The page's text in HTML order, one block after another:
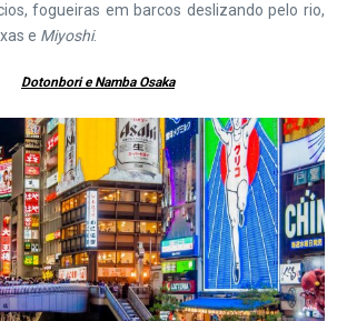
fogueiras em barcos deslizando pelo rio,
e Miyoshi.
Dotonbori e Namba Osaka